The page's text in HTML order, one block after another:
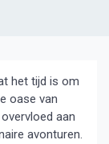
het tijd is om
oase van
aan
avonturen.